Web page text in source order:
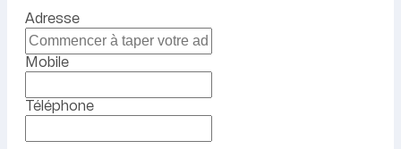
Adresse
Mobile
Téléphone